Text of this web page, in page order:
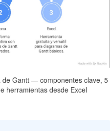
Gantt — componentes clave, 5
herramientas desde Excel